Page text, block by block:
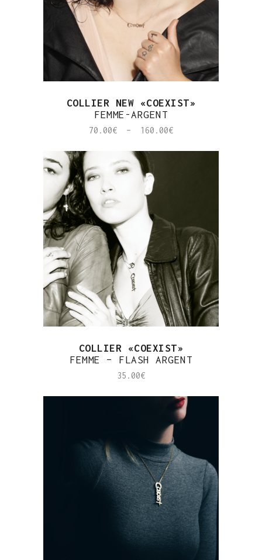
COLLIER NEW «COEXIST»
FEMME-ARGENT
70.00€ – 160.00€Plage
COLLIER «COEXIST»
FEMME – FLASH ARGENT
35.00€